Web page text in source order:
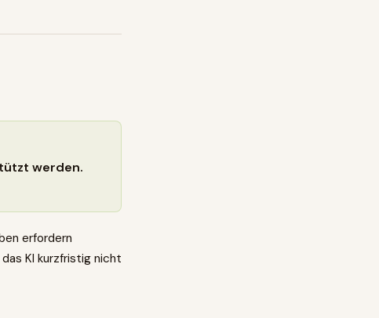
werden.
erfordern
KI kurzfristig nicht